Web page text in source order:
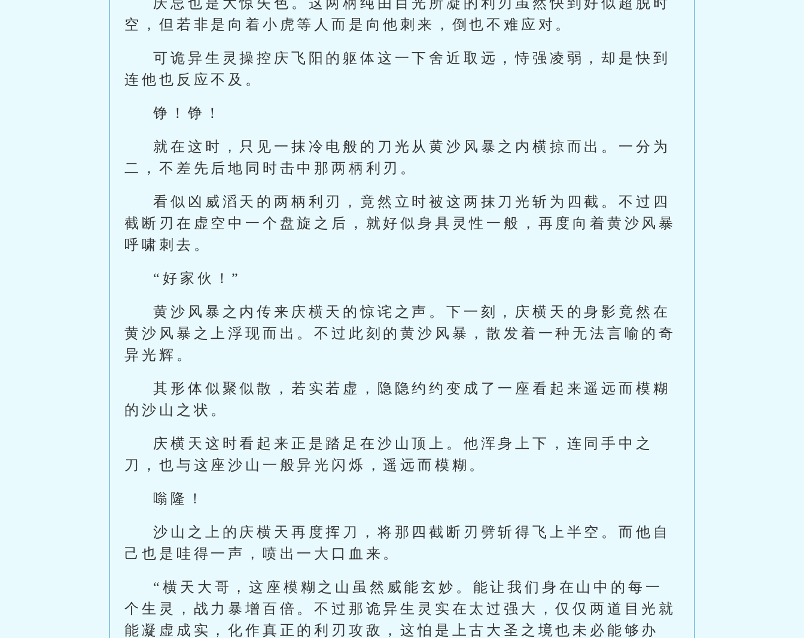
空，但若非是向着小虎等人而是向他刺来，倒也不难应对。
可诡异生灵操控庆飞阳的躯体这一下舍近取远，恃强凌弱，却是快到
连他也反应不及。
铮！铮！
就在这时，只见一抹冷电般的刀光从黄沙风暴之内横掠而出。一分为
二，不差先后地同时击中那两柄利刃。
看似凶威滔天的两柄利刃，竟然立时被这两抹刀光斩为四截。不过四
截断刃在虚空中一个盘旋之后，就好似身具灵性一般，再度向着黄沙风暴
呼啸刺去。
“好家伙！”
黄沙风暴之内传来庆横天的惊诧之声。下一刻，庆横天的身影竟然在
黄沙风暴之上浮现而出。不过此刻的黄沙风暴，散发着一种无法言喻的奇
异光辉。
其形体似聚似散，若实若虚，隐隐约约变成了一座看起来遥远而模糊
的沙山之状。
庆横天这时看起来正是踏足在沙山顶上。他浑身上下，连同手中之
刀，也与这座沙山一般异光闪烁，遥远而模糊。
嗡隆！
沙山之上的庆横天再度挥刀，将那四截断刃劈斩得飞上半空。而他自
己也是哇得一声，喷出一大口血来。
“横天大哥，这座模糊之山虽然威能玄妙。能让我们身在山中的每一
个生灵，战力暴增百倍。不过那诡异生灵实在太过强大，仅仅两道目光就
能凝虚成实，化作真正的利刃攻敌，这怕是上古大圣之境也未必能够办